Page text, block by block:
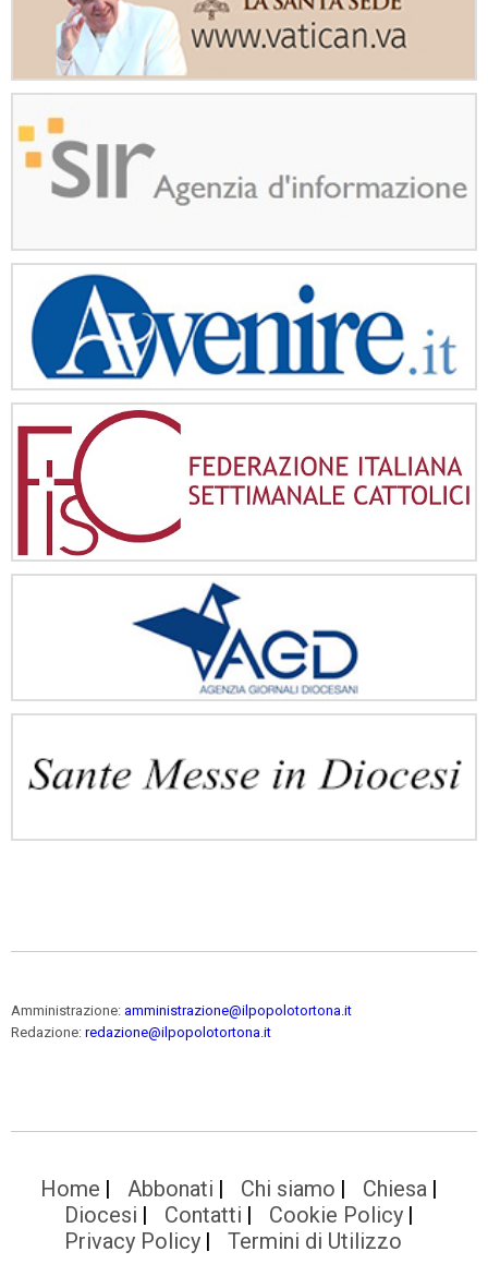
Amministrazione: amministrazione@ilpopolotortona.it
Redazione: redazione@ilpopolotortona.it
Home Abbonati Chi siamo
Chiesa
Diocesi
Contatti
Cookie Policy
Privacy Policy
Termini di Utilizzo